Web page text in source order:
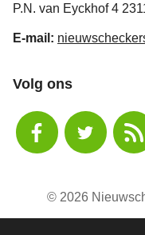
P.N. van Eyckhof 4
E-mail:
Volg ons
© 2026